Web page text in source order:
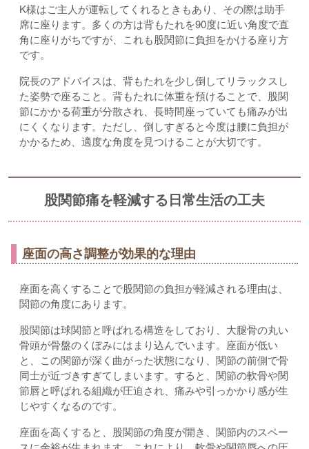
K様はご主人が運転してくれるときもあり、その際は助手
席に座ります。多くの方は背もたれを90度に近い角度で直
角に座りがちですが、これも股関節に負担をかける座り方
です。
院長のアドバイスは、背もたれを少し倒してリラックスし
た姿勢で座ること。背もたれに体重を預けることで、股関
節にかかる荷重が分散され、長時間座っていても痛みが出
にくくなります。ただし、倒しすぎると今度は腰に負担が
かかるため、適度な角度を見つけることが大切です。
股関節痛を軽減する日常生活の工夫
座面の高さ調整が効果的な理由
座面を高くすることで股関節の負担が軽減される理由は、
関節の角度にあります。
股関節は球関節と呼ばれる構造をしており、大腿骨の丸い
骨頭が骨盤のくぼみにはまり込んでいます。座面が低い
と、この関節が深く曲がった状態になり、関節の前側で骨
同士が近づきすぎてしまいます。すると、関節の軟骨や関
節唇と呼ばれる組織が圧迫され、痛みや引っかかり感が生
じやすくなるのです。
座面を高くすると、股関節の角度が開き、関節内のスペー